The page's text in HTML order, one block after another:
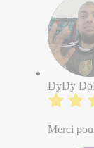
DyDy
Merci